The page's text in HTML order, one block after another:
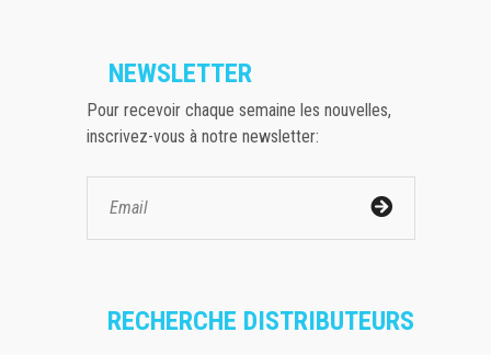
NEWSLETTER
Pour recevoir chaque semaine les nouvelles,
inscrivez-vous à notre newsletter:
RECHERCHE DISTRIBUTEURS